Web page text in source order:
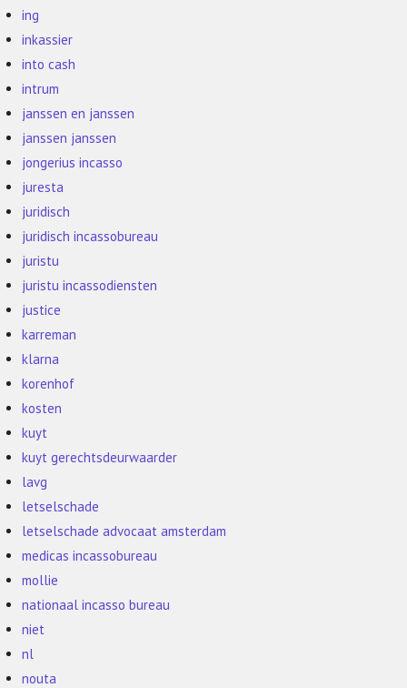
ing
inkassier
into cash
intrum
janssen en janssen
janssen janssen
jongerius incasso
juresta
juridisch
juridisch incassobureau
juristu
juristu incassodiensten
justice
karreman
klarna
korenhof
kosten
kuyt
kuyt gerechtsdeurwaarder
lavg
letselschade
letselschade advocaat amsterdam
medicas incassobureau
mollie
nationaal incasso bureau
niet
nl
nouta